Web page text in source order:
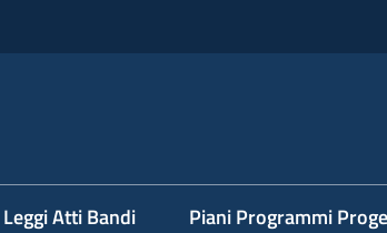
Leggi Atti Bandi Piani Programmi